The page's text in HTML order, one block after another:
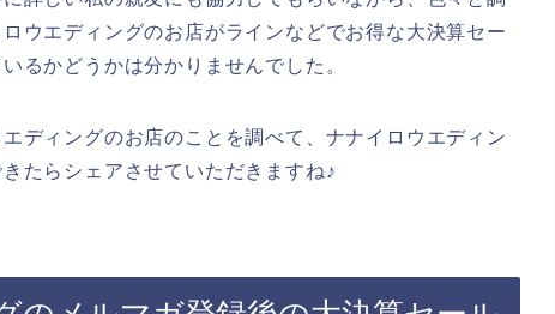
ウエディングのお店がラインなどでお得な大決算セー
るかどうかは分かりませんでした。
ディングのお店のことを調べて、ナナイロウエディン
たらシェアさせていただきますね♪